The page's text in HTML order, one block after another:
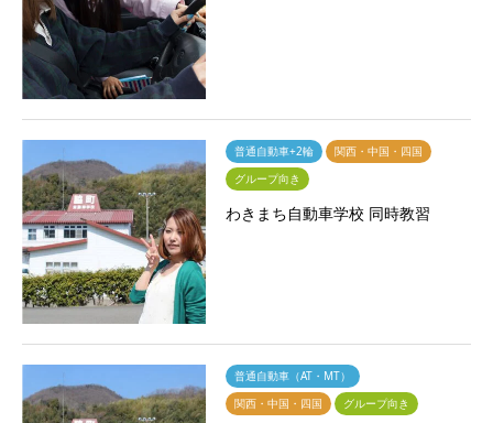
普通自動車+2輪
関西・中国・四国
グループ向き
わきまち自動車学校 同時教習
普通自動車（AT・MT）
関西・中国・四国
グループ向き